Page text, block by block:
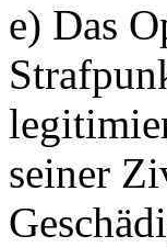
e) Das
seiner